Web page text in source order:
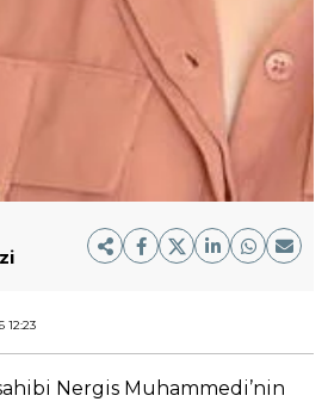
12:23
Nergis Muhammedi’nin